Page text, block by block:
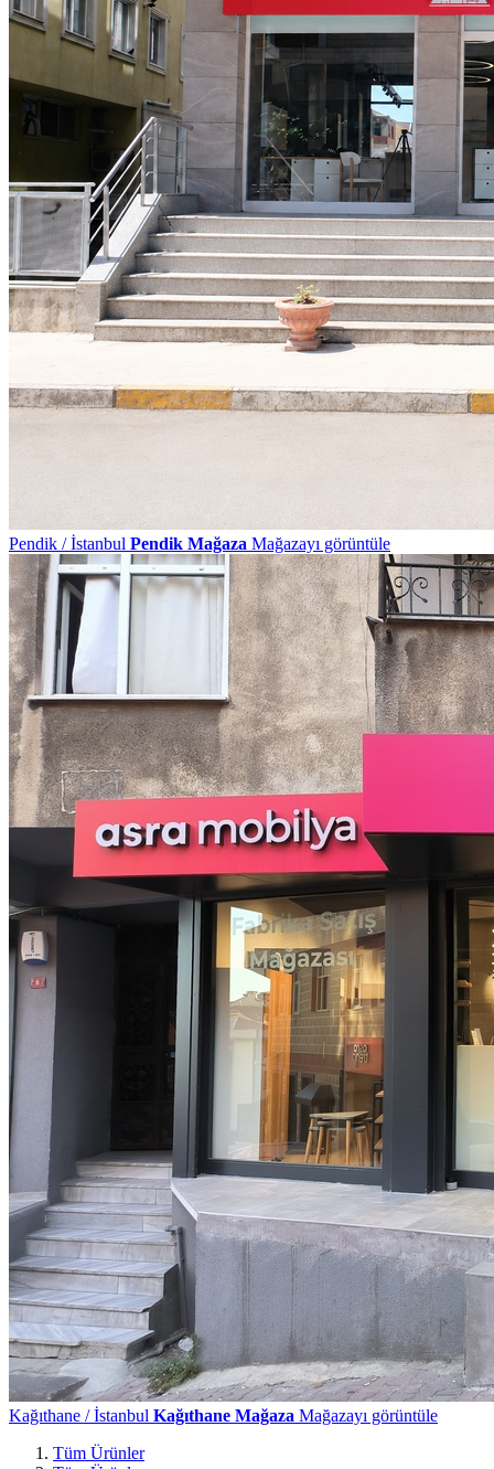
Pendik / İstanbul Pendik Mağaza Mağazayı görüntüle
Kağıthane / İstanbul Kağıthane Mağaza Mağazayı görüntüle
Tüm Ürünler